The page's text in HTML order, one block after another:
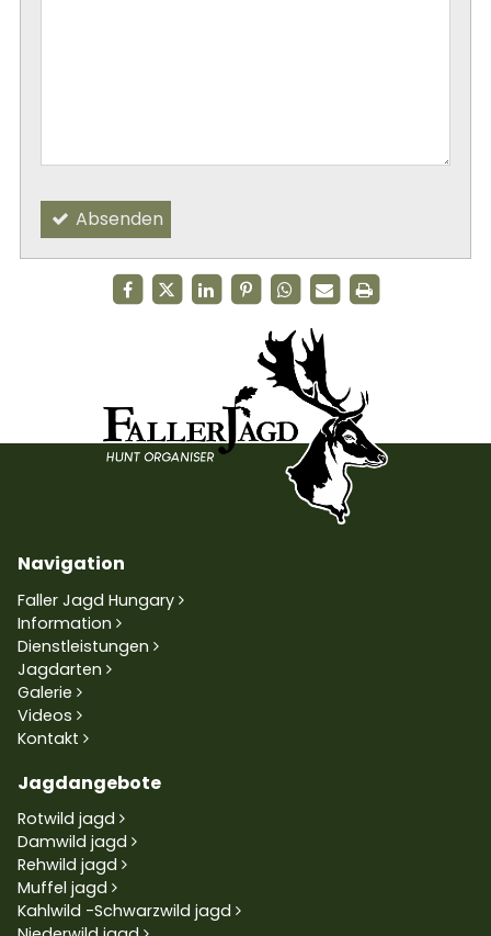
Absenden
Navigation
Faller Jagd Hungary
Information
Dienstleistungen
Jagdarten
Galerie
Videos
Kontakt
Jagdangebote
Rotwild jagd
Damwild jagd
Rehwild jagd
Muffel jagd
Kahlwild -Schwarzwild jagd